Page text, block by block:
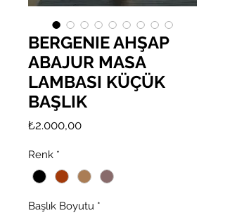
BERGENIE AHŞAP
ABAJUR MASA
LAMBASI KÜÇÜK
BAŞLIK
₺2.000,00Fiyat
Renk *
Başlık Boyutu *